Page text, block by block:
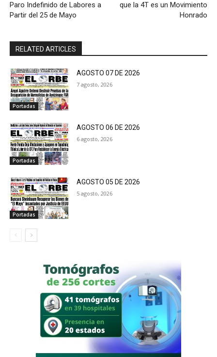
Paro Indefinido de Labores a
Partir del 25 de Mayo
que la 4T es un Movimiento
Honrado
RELATED ARTICLES
Portadas
AGOSTO 07 DE 2026
7 agosto, 2026
Portadas
AGOSTO 06 DE 2026
6 agosto, 2026
Portadas
AGOSTO 05 DE 2026
5 agosto, 2026